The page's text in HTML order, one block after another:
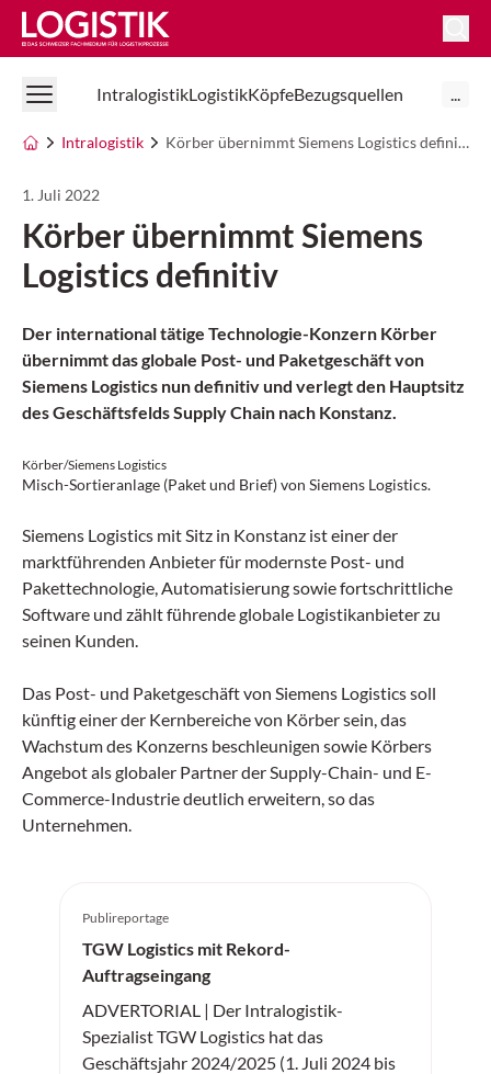
Logistik Online
IntralogistikLogistikKöpfeBezugsquellen ...
Intralogistik Körber übernimmt Siemens Logistics definitiv
1. Juli 2022
Körber übernimmt Siemens
Logistics definitiv
Der international tätige Technologie-Konzern Körber
übernimmt das globale Post- und Paketgeschäft von
Siemens Logistics nun definitiv und verlegt den Hauptsitz
des Geschäftsfelds Supply Chain nach Konstanz.
Körber/Siemens Logistics
Misch-Sortieranlage (Paket und Brief) von Siemens Logistics.
Siemens Logistics mit Sitz in Konstanz ist einer der
marktführenden Anbieter für modernste Post- und
Pakettechnologie, Automatisierung sowie fortschrittliche
Software und zählt führende globale Logistikanbieter zu
seinen Kunden.
Das Post- und Paketgeschäft von Siemens Logistics soll
künftig einer der Kernbereiche von Körber sein, das
Wachstum des Konzerns beschleunigen sowie Körbers
Angebot als globaler Partner der Supply-Chain- und E-
Commerce-Industrie deutlich erweitern, so das
Unternehmen.
Publireportage
TGW Logistics mit Rekord-
Auftragseingang
ADVERTORIAL | Der Intralogistik-
Spezialist TGW Logistics hat das
Geschäftsjahr 2024/2025 (1. Juli 2024 bis